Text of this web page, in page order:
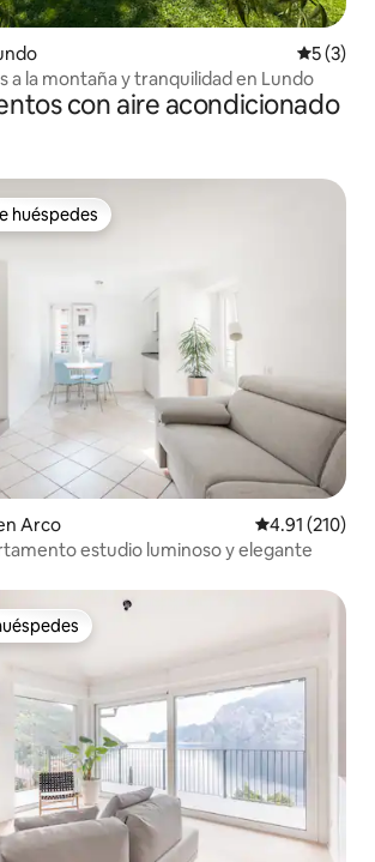
5 (3)
a la montaña y tranquilidad en Lundo
con aire acondicionado
Favorito entre huéspedes
huéspedes
Arco Calificación
4.91 (210)
estudio luminoso y elegante